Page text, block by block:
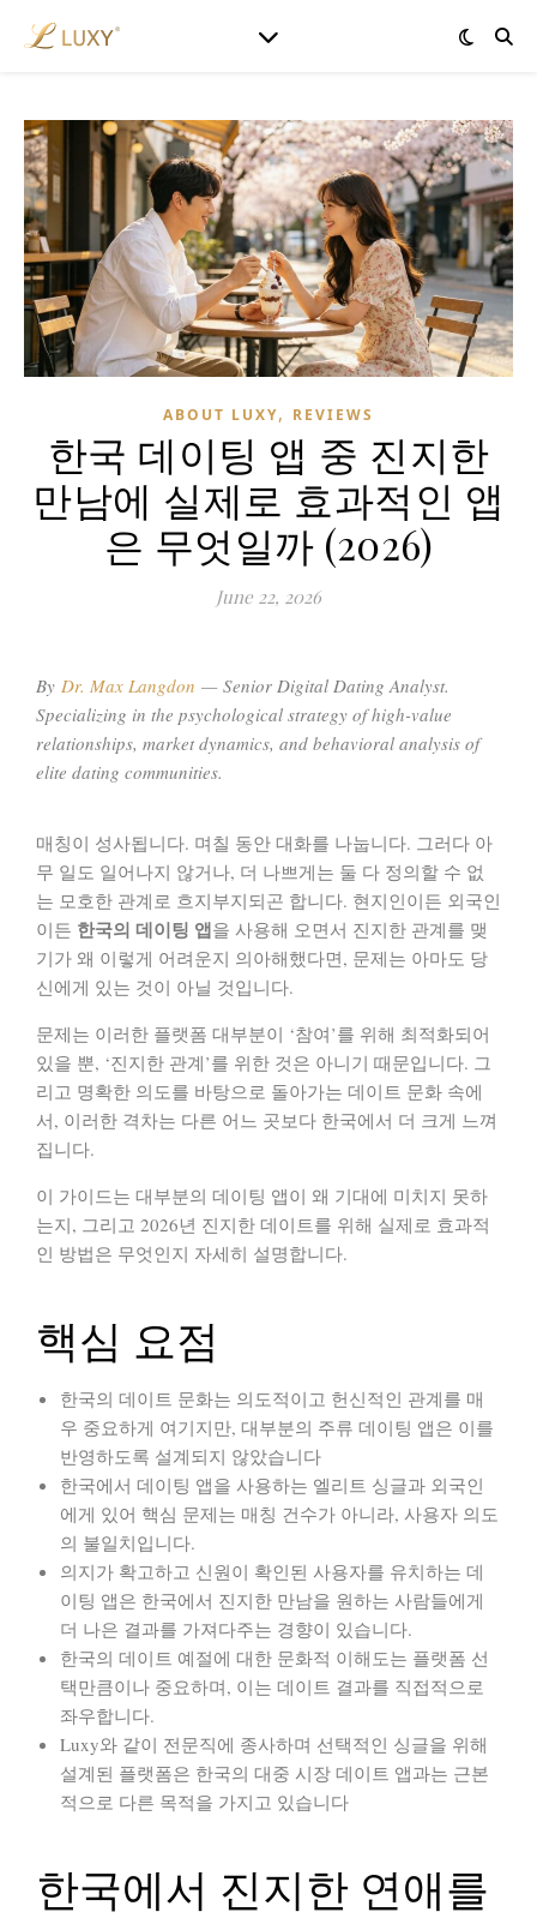
ABOUT LUXY, REVIEWS
한국 데이팅 앱 중 진지한
만남에 실제로 효과적인 앱
은 무엇일까 (2026)
June 22, 2026
By Dr. Max Langdon — Senior Digital Dating Analyst.
Specializing in the psychological strategy of high-value
relationships, market dynamics, and behavioral analysis of
elite dating communities.
매칭이 성사됩니다. 며칠 동안 대화를 나눕니다. 그러다 아
무 일도 일어나지 않거나, 더 나쁘게는 둘 다 정의할 수 없
는 모호한 관계로 흐지부지되곤 합니다. 현지인이든 외국인
이든 한국의 데이팅 앱을 사용해 오면서 진지한 관계를 맺
기가 왜 이렇게 어려운지 의아해했다면, 문제는 아마도 당
신에게 있는 것이 아닐 것입니다.
문제는 이러한 플랫폼 대부분이 ‘참여’를 위해 최적화되어
있을 뿐, ‘진지한 관계’를 위한 것은 아니기 때문입니다. 그
리고 명확한 의도를 바탕으로 돌아가는 데이트 문화 속에
서, 이러한 격차는 다른 어느 곳보다 한국에서 더 크게 느껴
집니다.
이 가이드는 대부분의 데이팅 앱이 왜 기대에 미치지 못하
는지, 그리고 2026년 진지한 데이트를 위해 실제로 효과적
인 방법은 무엇인지 자세히 설명합니다.
핵심 요점
한국의 데이트 문화는 의도적이고 헌신적인 관계를 매
우 중요하게 여기지만, 대부분의 주류 데이팅 앱은 이를
반영하도록 설계되지 않았습니다
한국에서 데이팅 앱을 사용하는 엘리트 싱글과 외국인
에게 있어 핵심 문제는 매칭 건수가 아니라, 사용자 의도
의 불일치입니다.
의지가 확고하고 신원이 확인된 사용자를 유치하는 데
이팅 앱은 한국에서 진지한 만남을 원하는 사람들에게
더 나은 결과를 가져다주는 경향이 있습니다.
한국의 데이트 예절에 대한 문화적 이해도는 플랫폼 선
택만큼이나 중요하며, 이는 데이트 결과를 직접적으로
좌우합니다.
Luxy와 같이 전문직에 종사하며 선택적인 싱글을 위해
설계된 플랫폼은 한국의 대중 시장 데이트 앱과는 근본
적으로 다른 목적을 가지고 있습니다
한국에서 진지한 연애를